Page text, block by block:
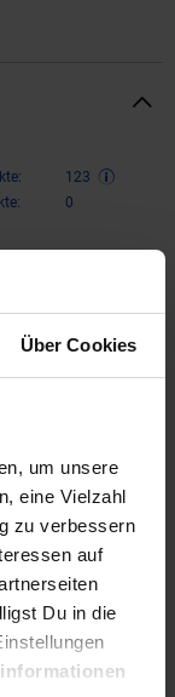
Über Cookies
um unsere
eine Vielzahl
zu verbessern
auf
Du in die
123
0
Mit dieser
profitieren Sie
die sowohl
Die Patrone
Anwender
Canon PFI-
die für eine
sorgt.
ermöglicht sie